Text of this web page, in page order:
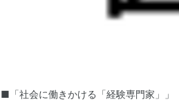
■「社会に働きかける「経験専門家」